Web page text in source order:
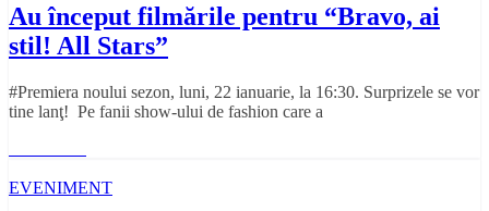
Au început filmările pentru “Bravo, ai
stil! All Stars”
#Premiera noului sezon, luni, 22 ianuarie, la 16:30. Surprizele se vor
tine lanţ! Pe fanii show-ului de fashion care a
EVENIMENT